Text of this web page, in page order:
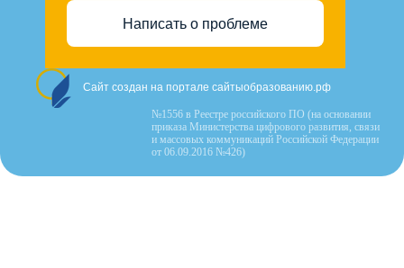
Написать о проблеме
Сайт создан на портале сайтыобразованию.рф
№1556 в Реестре российского ПО (на основании
приказа Министерства цифрового развития, связи
и массовых коммуникаций Российской Федерации
от 06.09.2016 №426)